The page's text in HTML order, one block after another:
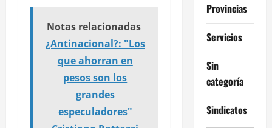
Notas relacionadas
¿Antinacional?: "Los
que ahorran en
pesos son los
grandes
especuladores"
Provincias
Servicios
Sin
categoría
Sindicatos